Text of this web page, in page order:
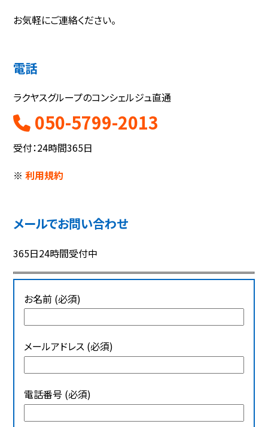
お気軽にご連絡ください。
電話
ラクヤスグループのコンシェルジュ直通
050-5799-2013
受付：24時間365日
※利用規約
メールでお問い合わせ
365日24時間受付中
お名前 (必須)
メールアドレス (必須)
電話番号 (必須)